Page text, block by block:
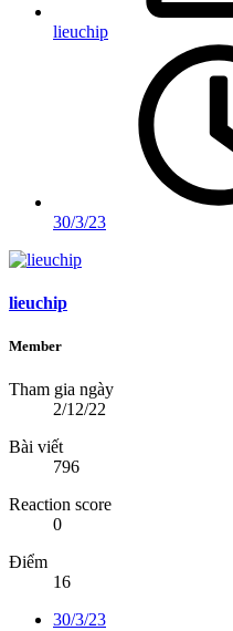
lieuchip
30/3/23
lieuchip
Member
Tham gia ngày
2/12/22
Bài viết
796
Reaction score
0
Điểm
16
30/3/23